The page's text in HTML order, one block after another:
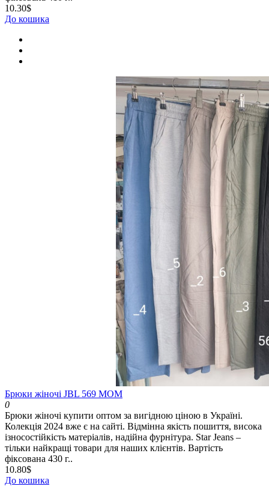
10.30$
До кошика
Брюки жіночі JBL 569 МОМ
0
Брюки жіночі купити оптом за вигідною ціною в Україні.
Колекція 2024 вже є на сайті. Відмінна якість пошиття, висока
ізносостійкість матеріалів, надійна фурнітура. Star Jeans –
тільки найкращі товари для наших клієнтів. Вартість
фіксована 430 г..
10.80$
До кошика